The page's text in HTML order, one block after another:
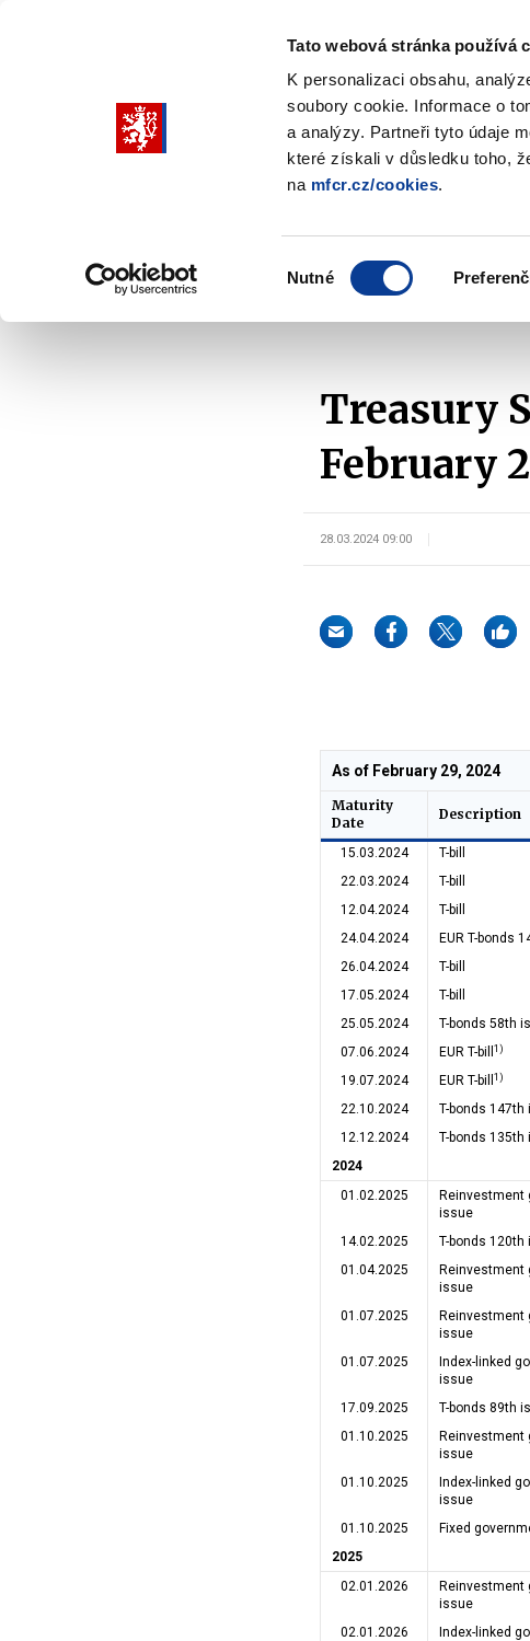
Tato webová stránka používá
K personalizaci obsahu,
soubory cookie. Informace o
a analýzy. Partneři tyto údaje
které získali v důsledku toho,
na mfcr.cz/cookies.
Nutné
submenu
policy
Treasury
February
28.03.2024 09:00
Maturity
Date
Description
15.03.2024 T-bill
22.03.2024
T-bill
12.04.2024
T-bill
24.04.2024
EUR T-bonds
26.04.2024
T-bill
17.05.2024
T-bill
25.05.2024
T-bonds 58th
07.06.2024
EUR T-bill 1)
19.07.2024
EUR T-bill 1)
22.10.2024
T-bonds 147th
12.12.2024
T-bonds 135th
2024
01.02.2025
Reinvestment
issue
14.02.2025 T-bonds 120th
01.04.2025
Reinvestment
issue
01.07.2025
Reinvestment
issue
01.07.2025
Index-linked
issue
17.09.2025 T-bonds 89th
01.10.2025
Reinvestment
issue
01.10.2025
Index-linked
issue
01.10.2025 Fixed
2025
02.01.2026
Reinvestment
issue
02.01.2026
Index-linked
As of February 29, 2024